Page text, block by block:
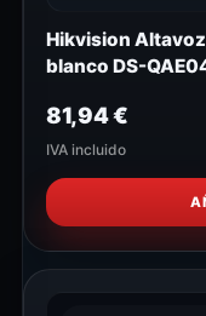
Hikvision
blanco DS-
81,94€
IVA incluido